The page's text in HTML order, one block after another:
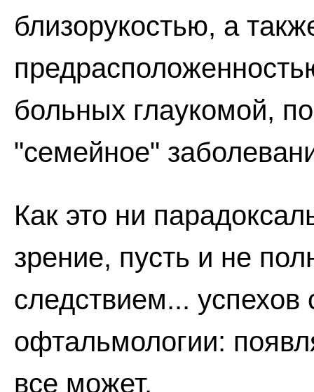
близорукостью, а
больных глаукомой,
"семейное"
Как это ни
зрение, пусть и не
следствием...
офтальмологии:
все может.